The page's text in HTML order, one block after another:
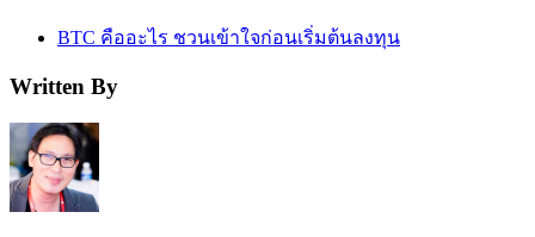
BTC คืออะไร ชวนเข้าใจก่อนเริ่มต้นลงทุน
Written By